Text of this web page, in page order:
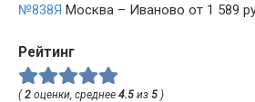
№838Я Москва – Иваново от 1 589
Рейтинг
(2 оценки, среднее 4.5 из 5 )